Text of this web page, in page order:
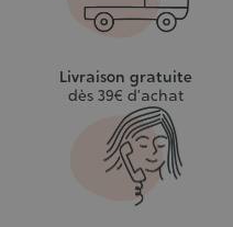
Livraison gratuite
dès 39€ d’achat